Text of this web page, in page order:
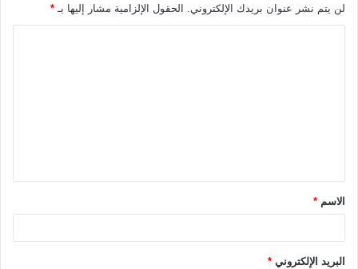
لن يتم نشر عنوان بريدك الإلكتروني. الحقول الإلزامية مشار إليها بـ *
ق
*الاسم *
البريد الإلكتروني *